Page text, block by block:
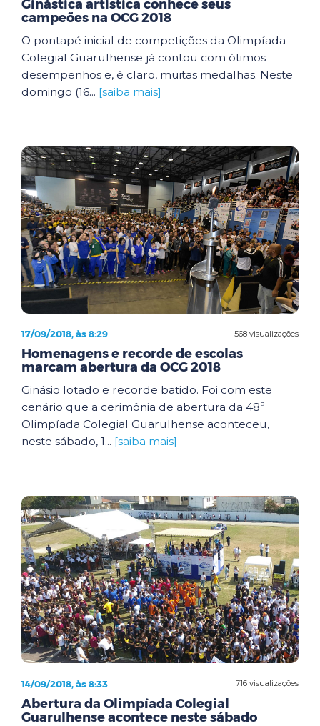
Ginástica artística conhece seus
campeões na OCG 2018
O pontapé inicial de competições da Olimpíada
Colegial Guarulhense já contou com ótimos
desempenhos e, é claro, muitas medalhas. Neste
domingo (16... [saiba mais]
568 visualizações
17/09/2018, às 8:29
Homenagens e recorde de escolas
marcam abertura da OCG 2018
Ginásio lotado e recorde batido. Foi com este
cenário que a cerimônia de abertura da 48ª
Olimpíada Colegial Guarulhense aconteceu,
neste sábado, 1... [saiba mais]
716 visualizações
14/09/2018, às 8:33
Abertura da Olimpíada Colegial
Guarulhense acontece neste sábado